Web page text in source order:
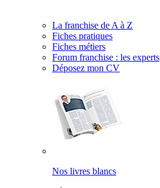
La franchise de A à Z
Fiches pratiques
Fiches métiers
Forum franchise : les experts
Déposez mon CV
Nos livres blancs